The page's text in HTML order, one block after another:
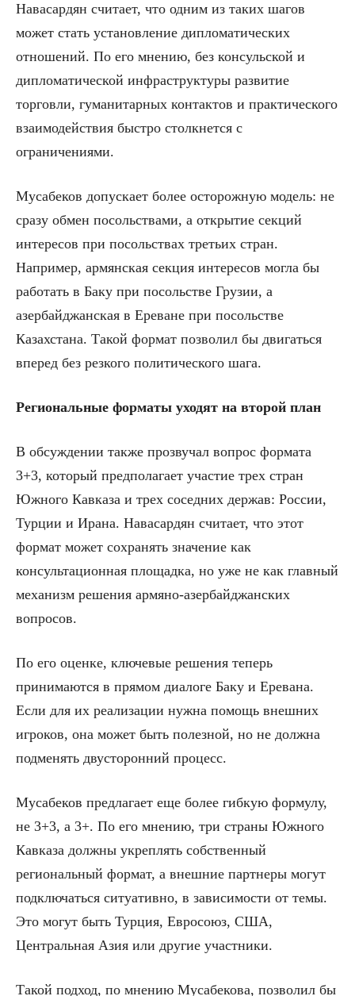
Навасардян считает, что одним из таких шагов
может стать установление дипломатических
отношений. По его мнению, без консульской и
дипломатической инфраструктуры развитие
торговли, гуманитарных контактов и практического
взаимодействия быстро столкнется с
ограничениями.
Мусабеков допускает более осторожную модель: не
сразу обмен посольствами, а открытие секций
интересов при посольствах третьих стран.
Например, армянская секция интересов могла бы
работать в Баку при посольстве Грузии, а
азербайджанская в Ереване при посольстве
Казахстана. Такой формат позволил бы двигаться
вперед без резкого политического шага.
Региональные форматы уходят на второй план
В обсуждении также прозвучал вопрос формата
3+3, который предполагает участие трех стран
Южного Кавказа и трех соседних держав: России,
Турции и Ирана. Навасардян считает, что этот
формат может сохранять значение как
консультационная площадка, но уже не как главный
механизм решения армяно-азербайджанских
вопросов.
По его оценке, ключевые решения теперь
принимаются в прямом диалоге Баку и Еревана.
Если для их реализации нужна помощь внешних
игроков, она может быть полезной, но не должна
подменять двусторонний процесс.
Мусабеков предлагает еще более гибкую формулу,
не 3+3, а 3+. По его мнению, три страны Южного
Кавказа должны укреплять собственный
региональный формат, а внешние партнеры могут
подключаться ситуативно, в зависимости от темы.
Это могут быть Турция, Евросоюз, США,
Центральная Азия или другие участники.
Такой подход, по мнению Мусабекова, позволил бы